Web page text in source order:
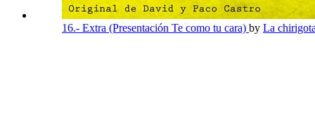
16.- Extra (Presentación Te como tu cara) by La